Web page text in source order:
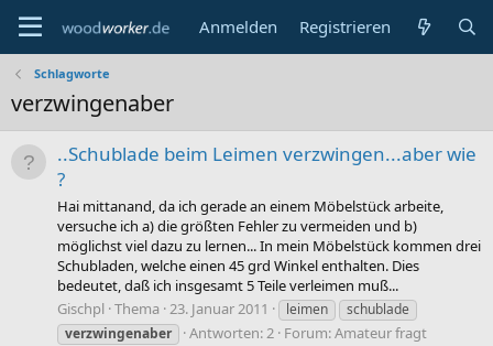
Anmelden Registrieren
Schlagworte
verzwingenaber
..Schublade beim Leimen verzwingen...aber wie
?
Hai mittanand, da ich gerade an einem Möbelstück arbeite,
versuche ich a) die größten Fehler zu vermeiden und b)
möglichst viel dazu zu lernen... In mein Möbelstück kommen drei
Schubladen, welche einen 45 grd Winkel enthalten. Dies
bedeutet, daß ich insgesamt 5 Teile verleimen muß...
Gischpl Thema 23. Januar 2011 leimen
schublade
verzwingenaber
Antworten: 2 Forum:Amateur fragt